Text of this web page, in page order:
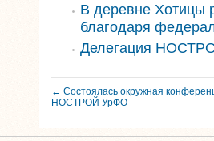
В деревне Хотицы
благодаря
Делегация
← Состоялась окружная
НОСТРОЙ УрФО